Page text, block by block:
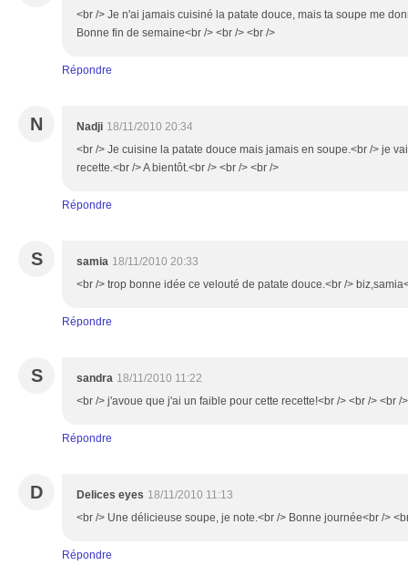
<br /> Je n'ai jamais cuisiné la patate douce, mais ta soupe me
Bonne fin de semaine<br /> <br /> <br />
Répondre
N Nadji 18/11/2010 20:34
<br /> Je cuisine la patate douce mais jamais en soupe.<br /> je
recette.<br /> A bientôt.<br /> <br /> <br />
Répondre
S samia 18/11/2010 20:33
<br /> trop bonne idée ce velouté de patate douce.<br />
Répondre
S sandra 18/11/2010 11:22
<br /> j'avoue que j'ai un faible pour cette recette!<br /> <br /> <br />
Répondre
D Delices eyes 18/11/2010 11:13
<br /> Une délicieuse soupe, je note.<br /> Bonne journée<br />
Répondre